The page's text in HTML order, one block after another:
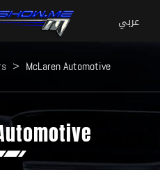
> McLaren Automotive